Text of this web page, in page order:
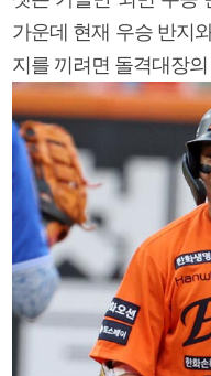
가운데 현재 우승 반지
지를 끼려면 돌격대장